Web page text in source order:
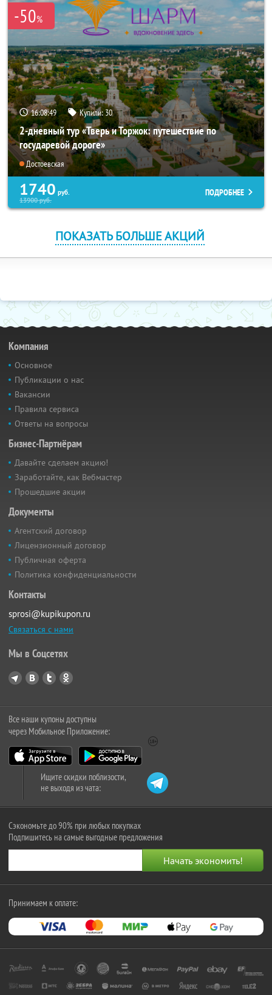
-50%
16:08:49 Купили:30
2-дневный тур «Тверь и Торжок: путешествие по
государевой дороге»
Достоевская
1740 руб.
13900руб.
ПОДРОБНЕЕ
ПОКАЗАТЬ БОЛЬШЕ АКЦИЙ
Компания
Основное
Публикации о нас
Вакансии
Правила сервиса
Ответы на вопросы
Бизнес-Партнёрам
Давайте сделаем акцию!
Заработайте, как Вебмастер
Прошедшие акции
Документы
Агентский договор
Лицензионный договор
Публичная оферта
Политика конфиденциальности
Контакты
sprosi@kupikupon.ru
Связаться с нами
Мы в Соцсетях
Все наши купоны доступны
через Мобильное Приложение:
Ищите скидки поблизости,
не выходя из чата:
Сэкономьте до 90% при любых покупках
Подпишитесь на самые выгодные предложения
Принимаем к оплате: